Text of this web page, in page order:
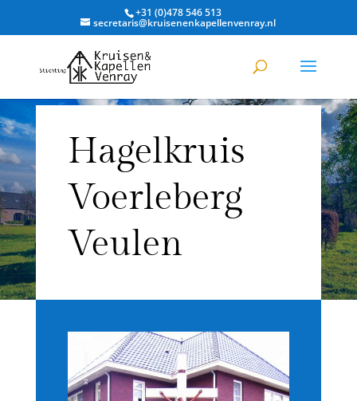
+31 (0)478 546 513
secretaris@kruisenenkapellenvenray.nl
Hagelkruis
Voerleberg
Veulen